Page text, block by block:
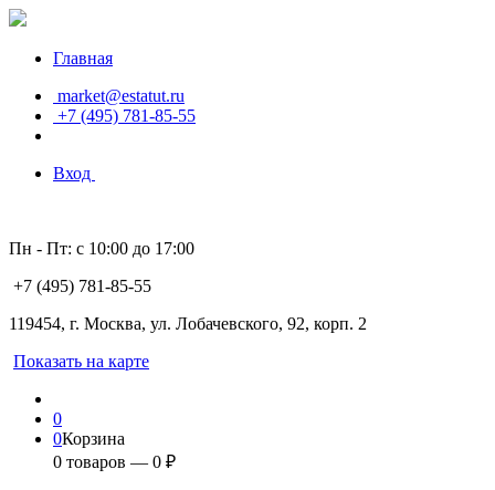
Главная
market@estatut.ru
+7 (495) 781-85-55
Вход
Пн - Пт: с 10:00 до 17:00
+7 (495) 781-85-55
119454, г. Москва, ул. Лобачевского, 92, корп. 2
Показать на карте
0
0Корзина
0 товаров — 0 ₽